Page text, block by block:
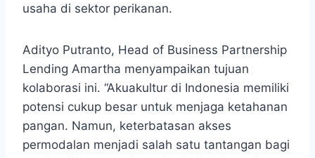
usaha di sektor perikanan.
Adityo Putranto, Head of Business Partnership
Lending Amartha menyampaikan tujuan
kolaborasi ini. “Akuakultur di Indonesia memiliki
potensi cukup besar untuk menjaga ketahanan
pangan. Namun, keterbatasan akses
permodalan menjadi salah satu tantangan bagi